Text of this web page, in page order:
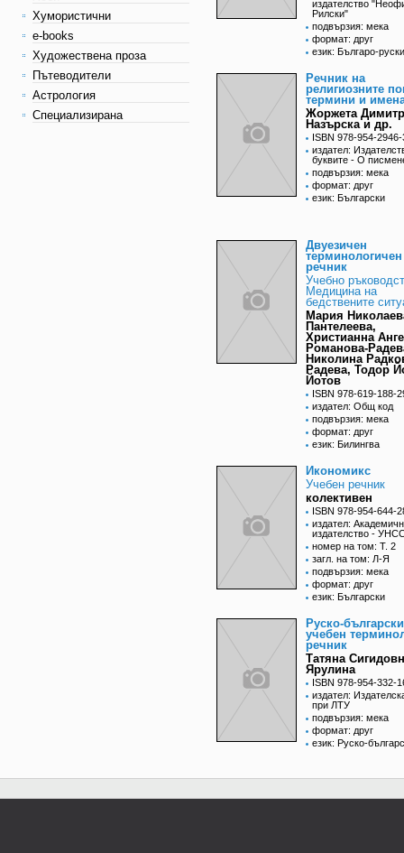
Хумористични
e-books
Художествена проза
Пътеводители
Астрология
Специализирана
издателство
Рилски"
подвързия: мека
формат: друг
език: Българо-руски
Речник на
религиозните
термини и
Жоржета
Назърска и др.
ISBN 978-954-
издател:
буквите - О
подвързия: мека
формат: друг
език: Български
Двуезичен
терминологичен
речник
Учебно
Медицина на
бедствените
Мария
Пантелеева,
Христианна
Романова-
Николина
Радева, Тодор
Йотов
ISBN 978-619-188-
издател: Общ код
подвързия: мека
формат: друг
език: Билингва
Икономикс
Учебен речник
колективен
ISBN 978-954-644-
издател:
издателство -
номер на том: Т. 2
загл. на том: Л-Я
подвързия: мека
формат: друг
език: Български
Руско-български
учебен
речник
Татяна
Ярулина
ISBN 978-954-332-
издател:
при ЛТУ
подвързия: мека
формат: друг
език: Руско-